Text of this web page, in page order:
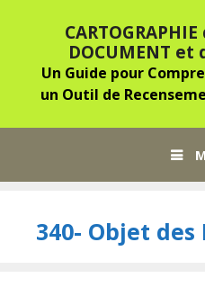
DOCUMENT et
Un Guide pour
un Outil de
340- Objet